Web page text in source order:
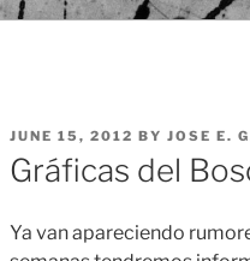
POSTED
ON
JUNE 15, 2012 BY JOSE E.
Gráficas del
Ya van apareciendo